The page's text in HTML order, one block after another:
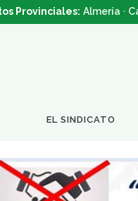
Provinciales: Almería ·
EL SINDICATO